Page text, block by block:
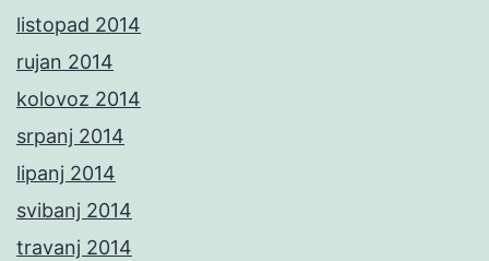
listopad 2014
rujan 2014
kolovoz 2014
srpanj 2014
lipanj 2014
svibanj 2014
travanj 2014